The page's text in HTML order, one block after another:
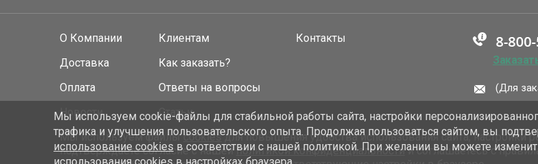
О Компании
Доставка
Оплата
Новости
Клиентам
Как заказать?
Ответы на вопросы
Статьи
Контакты
(Для
Мы используем файлыcookiesдля повышения удобства использования сайта, настройки
подтверждаете согласие с нашей политикой конфиденциальностии соглашаетесь с
Мы используем cookie-файлы для стабильной работы сайта, настройки
трафика и улучшения пользовательского опыта. Продолжая пользоваться сайтом, вы
использование cookies в соответствии с нашей политикой. При желании вы можете